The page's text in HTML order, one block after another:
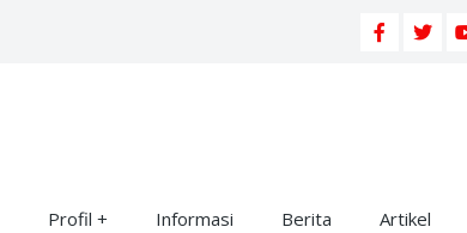
Profil Informasi Berita Artikel